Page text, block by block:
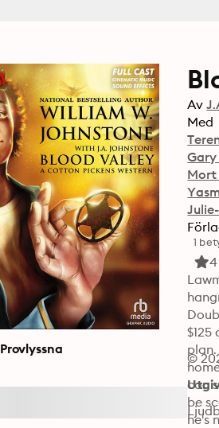
Provlyssna
Av
Med
Gary
Mort
1
4
can
be
he's
©